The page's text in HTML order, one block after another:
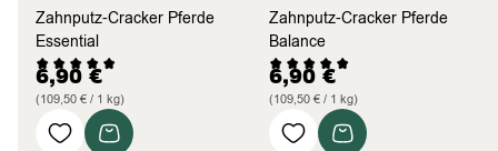
Zahnputz-Cracker Pferde
Essential
6,90€
(109,50 € / 1 kg)
Zahnputz-Cracker Pferde
Balance
6,90€
(109,50 € / 1 kg)